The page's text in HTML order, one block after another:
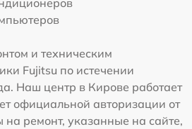
и техническим
Fujitsu по истечении
Наш центр в Кирове работает
официальной авторизации от
ремонт, указанные на сайте,